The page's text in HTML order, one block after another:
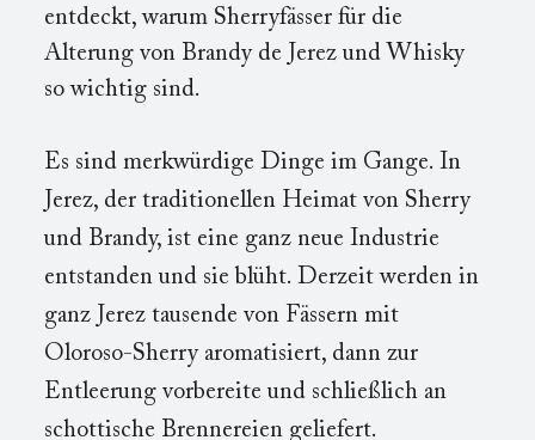
entdeckt, warum Sherryfässer für die
Alterung von Brandy de Jerez und Whisky
so wichtig sind.
Es sind merkwürdige Dinge im Gange. In
Jerez, der traditionellen Heimat von Sherry
und Brandy, ist eine ganz neue Industrie
entstanden und sie blüht. Derzeit werden in
ganz Jerez tausende von Fässern mit
Oloroso-Sherry aromatisiert, dann zur
Entleerung vorbereite und schließlich an
schottische Brennereien geliefert.